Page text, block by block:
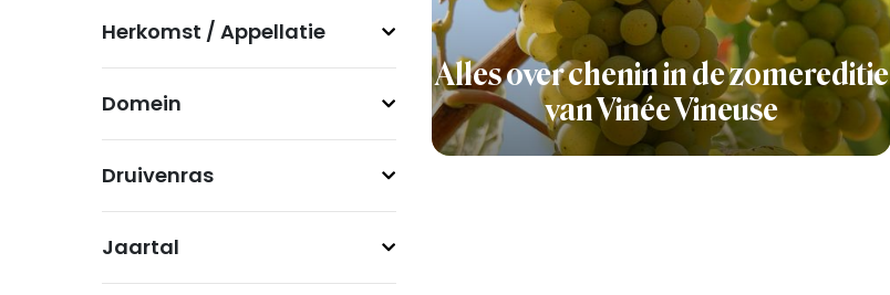
Herkomst / Appellatie
Domein
Druivenras
Jaartal
Alles over chenin in de zomereditie
van Vinée Vineuse